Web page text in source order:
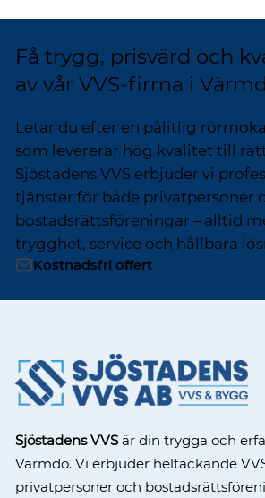
Få trygg, prisvärd och
av vår VVS-firma i
Letar du efter en pålitlig
som levererar hög kvalitet till
Sjöstadens VVS erbjuder vi
tjänster för både privatpersoner
bostadsrättsföreningar – alltid
trygghet, service och hållbara
Kostnadsfri offert
Sjöstadens VVSär din trygga och
Värmdö. Vi erbjuder heltäckande
privatpersoner och